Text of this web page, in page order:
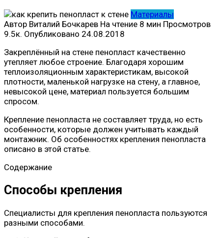
Материалы
Автор Виталий Бочкарев На чтение 8 мин Просмотров
9.5к. Опубликовано 24.08.2018
Закреплённый на стене пенопласт качественно
утепляет любое строение. Благодаря хорошим
теплоизоляционным характеристикам, высокой
плотности, маленькой нагрузке на стену, а главное,
невысокой цене, материал пользуется большим
спросом.
Крепление пенопласта не составляет труда, но есть
особенности, которые должен учитывать каждый
монтажник. Об особенностях крепления пенопласта
описано в этой статье.
Содержание
Способы крепления
Специалисты для крепления пенопласта пользуются
разными способами.